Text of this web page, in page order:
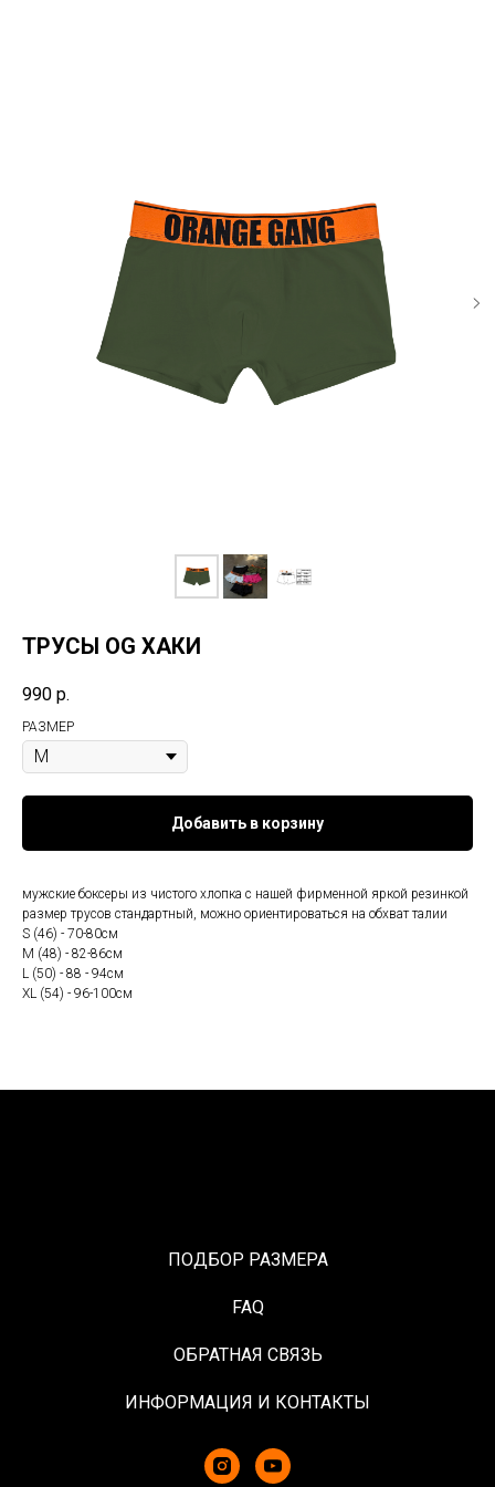
ТРУСЫ OG ХАКИ
990 р.
РАЗМЕР
Добавить в корзину
мужские боксеры из чистого хлопка с нашей фирменной яркой резинкой
размер трусов стандартный, можно ориентироваться на обхват талии
S (46) - 70-80см
M (48) - 82-86см
L (50) - 88 - 94см
XL (54) - 96-100см
ПОДБОР РАЗМЕРА
FAQ
ОБРАТНАЯ СВЯЗЬ
ИНФОРМАЦИЯ И КОНТАКТЫ